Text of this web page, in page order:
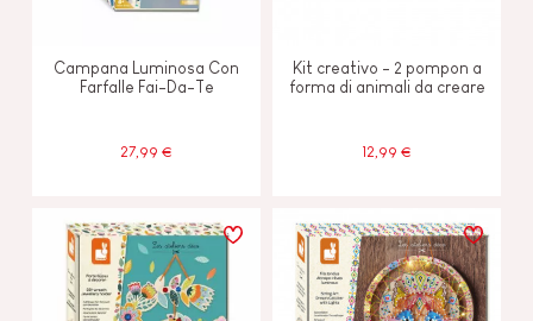
Campana Luminosa Con
Farfalle Fai-Da-Te
27,99 €
Kit creativo - 2 pompon a
forma di animali da creare
12,99 €